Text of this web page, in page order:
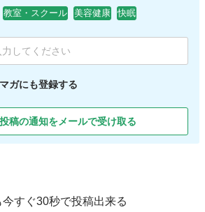
教室・スクール 美容健康 快眠
ガにも登録する
稿の通知をメールで受け取る
今すぐ30秒で投稿出来る